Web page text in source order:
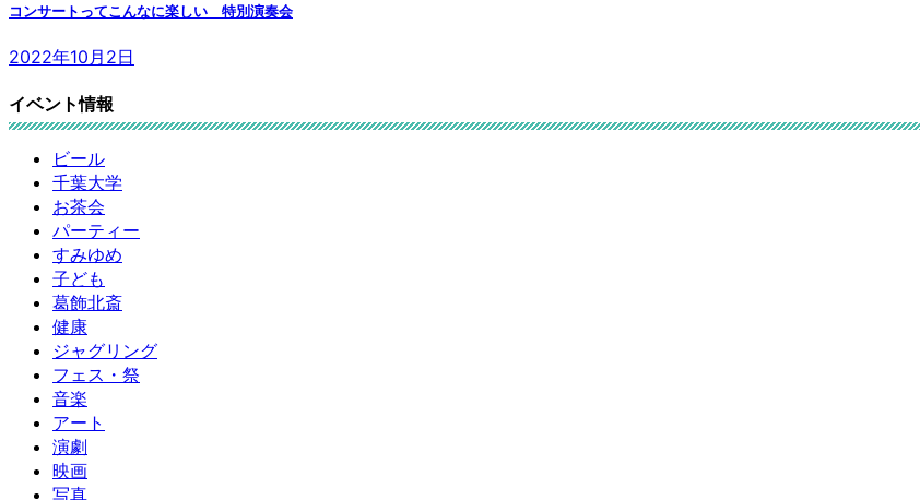
コンサートってこんなに楽しい 特別演奏会
2022年10月2日
イベント情報
ビール
千葉大学
お茶会
パーティー
すみゆめ
子ども
葛飾北斎
健康
ジャグリング
フェス・祭
音楽
アート
演劇
映画
写真